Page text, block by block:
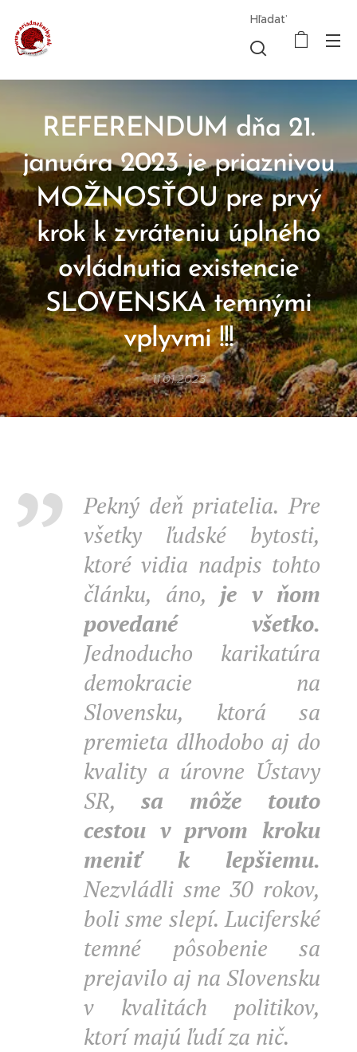
Hľadať
REFERENDUM dňa 21.
januára 2023 je priaznivou
MOŽNOSŤOU pre prvý
krok k zvráteniu úplného
ovládnutia existencie
SLOVENSKA temnými
vplyvmi !!!
11.01.2023
Pekný deň priatelia. Pre
všetky ľudské bytosti,
ktoré vidia nadpis tohto
článku, áno, je v ňom
povedané všetko.
Jednoducho karikatúra
demokracie na
Slovensku, ktorá sa
premieta dlhodobo aj do
kvality a úrovne Ústavy
SR, sa môže touto
cestou v prvom kroku
meniť k lepšiemu.
Nezvládli sme 30 rokov,
boli sme slepí. Luciferské
temné pôsobenie sa
prejavilo aj na Slovensku
v kvalitách politikov,
ktorí majú ľudí za nič.